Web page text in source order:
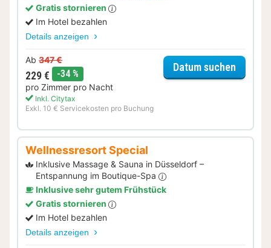
Gratis stornieren
Im Hotel bezahlen
Details anzeigen
Ab 347 €
229 € -34 %
pro Zimmer pro Nacht
Inkl. Citytax
Exkl. 10 € Servicekosten pro Buchung
Datum suchen
Wellnessresort Special
Inklusive Massage & Sauna in Düsseldorf –
Entspannung im Boutique-Spa
Inklusive sehr gutem Frühstück
Gratis stornieren
Im Hotel bezahlen
Details anzeigen